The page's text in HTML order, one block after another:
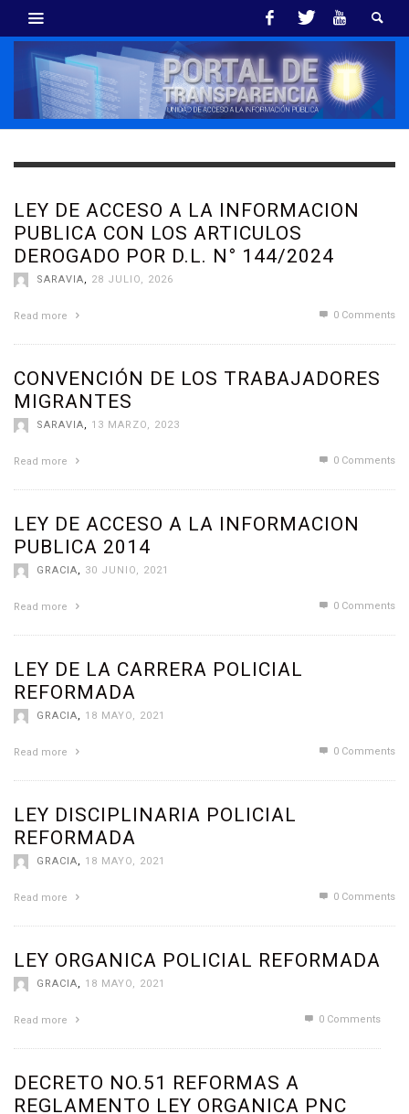
LEY DE ACCESO A LA INFORMACION
PUBLICA CON LOS ARTICULOS
DEROGADO POR D.L. N° 144/2024
SARAVIA, 28 JULIO, 2026
Read more 0 Comments
CONVENCIÓN DE LOS TRABAJADORES
MIGRANTES
SARAVIA, 13 MARZO, 2023
Read more 0 Comments
LEY DE ACCESO A LA INFORMACION
PUBLICA 2014
GRACIA, 30 JUNIO, 2021
Read more 0 Comments
LEY DE LA CARRERA POLICIAL
REFORMADA
GRACIA, 18 MAYO, 2021
Read more 0 Comments
LEY DISCIPLINARIA POLICIAL
REFORMADA
GRACIA, 18 MAYO, 2021
Read more 0 Comments
LEY ORGANICA POLICIAL REFORMADA
GRACIA, 18 MAYO, 2021
Read more 0 Comments
DECRETO NO.51 REFORMAS A
REGLAMENTO LEY ORGANICA PNC